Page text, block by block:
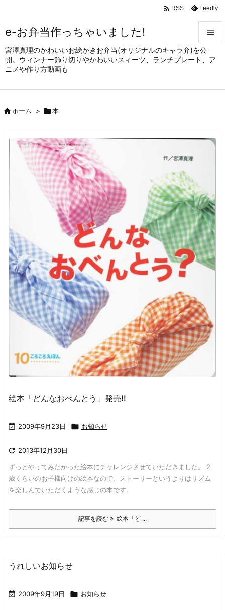
e-お弁当作っちゃいました!
宮澤真理のかわいいお絵かきお弁当(オリジナルのキャラ弁)を公
開。ウィンナー飾り切りやかわいいスィーツ、ランチプレート、ア
ニメや作り方動画も


メニュ
サイド

次へ
 RSS Feedly
ホーム > 本
絵本「どんなおべんとう」発売!!
 2009年9月23日  お知らせ
 2013年12月30日
ずっとやってみたかった絵本にチャレンジさせていただきました。 2
歳くらいのお子様向けの絵本なので、ストーリーというよりはリズム
を楽しんでいただくような感じの本です。
記事を読む 絵本「ど ...
うれしいお知らせ
 2009年9月19日  お知らせ